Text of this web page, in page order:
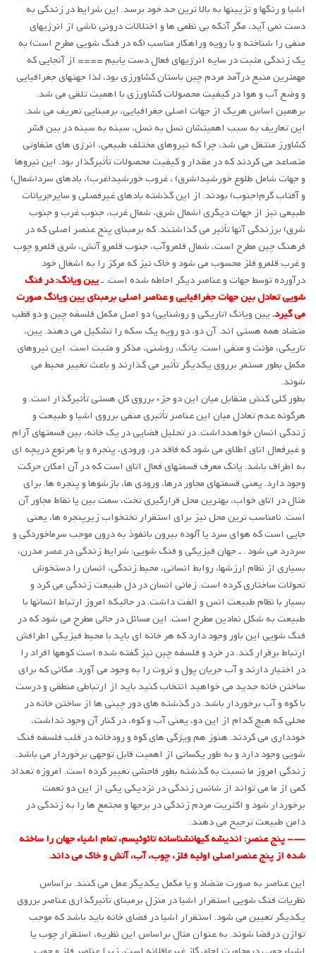
اشیا و رنگها و تزیینها به بالا ترین حد خود برسد. این شرایط در زندگی به
دست نمی آید، مگر آنکه بی نظمی ها و اختلالات درونی ناشی از انرژیهای
منفی را شناخته و با رویه وراهکار مناسب (که در فنگ شویی مطرح است) به
یک زندگی مثبت در سایه انرژیهای فعال دست یابیم ==== از آنجایی که
مهمترین منبع درآمد مردم چین باستان کشاورزی بود، لذا جهتهای جغرافیایی
و وضع آب و هوا در کیفیت محصولات کشاورزی با اهمیت تلقی می شد.
برهمین اساس هریک از جهات اصلی جغرافیایی، برمبنایی تعریف می شد.
این تعاریف به سبب اهمیتشان نسل به نسل، سینه به سینه در بین قشر
کشاورز منتقل می شد، چرا که نیروهای مختلف طبیعی، انرژی های متفاوتی
متصاعد می کردند که در مقدار و کیفیت محصولات تأثیرگذار بود. این نیروها
و جهات شامل طلوع خورشید(شرق) ، غروب خورشید(غرب)، بادهای سرد(شمال)
و آفتاب گرم(جنوب) بودند. از این گذشته بادهای غیرفصلی و سایرجریانات
طبیعی نیز از جهات دیگری (شمال شرق، شمال غرب، جنوب غرب و جنوب
شرق) برزندگی آنها تأثیر می گذاشتند. که برمبنای پنج عنصر اصلی که در
فرهنگ چین مطرح است، شمال قلمروآب، جنوب قلمرو آتش، شرق قلمرو چوب
و غرب قلمرو فلز محسوب می شود و خاک نیز که مرکز را به اشغال خود
درآورده توسط جهات و عناصر دیگر احاطه شده است. ـیین ویانگ: در فنگ
شویی تعادل بین جهات جغرافیایی و عناصر اصلی برمبنای یین ویانگ صورت
می گیرد.یین ویانگ (تاریکی و روشنایی) دو اصل مکمل فلسفه چین و دو قطب
متضاد همه هستی اند. آن دو، دو رویه یک سکه را تشکیل می دهند. یین،
تاریکی، مؤنث و منفی است. یانگ، روشنی، مذکر و مثبت است. این نیروهای
مکمل بطور مستمر برروی یکدیگر تأثیر می گذارند و باعث تغییر محیط می
شوند.
بطور کلی کنش متقابل میان این دو جزء برروی کل هستی تأثیرگذار است. و
هرگونه عدم تعادل میان این عناصر تأثیری منفی برروی اشیا و طبیعت و
زندگی انسان خواهدداشت. در تحلیل قضایی در یک خانه، بین قسمتهای آرام
و غیرفعال اتاق اطلاق می شود که فاقد در، ورودی، پنجره و یا هرنوع دریچه ای
به اطراف باشد. یانگ معرف قسمتهای فعال اتاق است که در آن امکان حرکت
وجود دارد. یعنی قسمتهای مجاور درها، ورودی ها، بازشوها و پنجره ها. برای
مثال در اتاق خواب، بهترین محل قرارگیری تخت، سمت بین یا نقاط مجاور آن
است. نامناسب ترین محل نیز برای استقرار تختخواب زیرپنجره ها، یعنی
جایی است که هوای سرد یا آلوده بیرون بانفوذ به درون موجب سرماخوردگی و
سردرد می شود . ـ جهان فیزیکی و فنگ شویی: شرایط زندگی در عصر مدرن،
بسیاری از نظام ارزشها، روابط انسانی، محیط زندگی، انسان را دستخوش
تحولات ساختاری کرده است. زمانی انسان در دل طبیعت زندگی می کرد و
بسیار با نظام طبیعت انس و الفت داشت. در حالیکه امروز ارتباط انسانها با
طبیعت به شکل نمادین مطرح است. این مسائل در حالی مطرح می شود که در
فنگ شویی این باور وجود دارد که هر خانه ای باید با محیط فیزیکی اطرافش
ارتباط برقرار کند. در خرد و فلسفه چین نیز گفته شده است کوهها افراد را
در اختیار دارند و آب جریان پول و ثروت را به وجود می آورد. مکانی که برای
ساختن خانه جدید می خواهید انتخاب کنید باید از ارتباطی منطقی و درست
با کوه و آب برخوردار باشد. در گذشته های دور چینی ها از ساختن خانه در
محلی که هیچ کدام از این دو، یعنی آب و کوه، در کنار آن وجود نداشت،
خودداری می کردند. هنوز هم ویژگی های کوه و رودخانه در قلب فلسفه فنگ
شویی وجود دارد و به طور یکسانی از اهمیت قابل توجهی برخوردار می باشد.
زندگی امروز ما نسبت به گذشته بطور فاحشی تغییر کرده است. امروزه تعداد
کمی از ما می تواند از شانس زندگی در نزدیکی یکی از این دو نعمت
برخوردار شود و اکثریت مردم زندگی در برجها و مجتمع ها را به زندگی در
دامن طبیعت ترجیح می دهند.
—- پنج عنصر: اندیشه کیهانشناسانه تائوئیسم، تمام اشیاء جهان را ساخته
شده از پنج عنصراصلی اولیه فلز، چوب، آب، آتش و خاک می داند.
این عناصر به صورت متضاد و یا مکمل یکدیگر عمل می کنند. براساس
نظریات فنگ شویی استقرار اشیا در منزل برمبنای تأثیرگذاری عناصر برروی
یکدیگر تعیین می شود. استقرار اشیا در فضای خانه باید باشد که موجب
توازن درفضا شوند. به عنوان مثال براساس این نظریه، استقرار چوب یا